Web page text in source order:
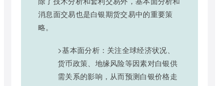
消息面交易也是白银期货交易中的重要策
略。
>基本面分析：关注全球经济状况、
货币政策、地缘风险等因素对白银供
需关系的影响，从而预测白银价格走